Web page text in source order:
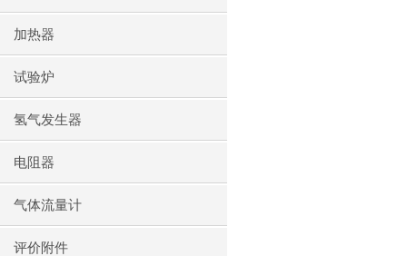
加热器
试验炉
氢气发生器
电阻器
气体流量计
评价附件